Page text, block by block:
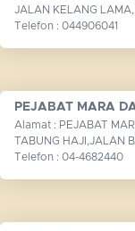
JALAN KELANG
Telefon : 044906041
PEJABAT MARA
Alamat : PEJABAT
TABUNG HAJI,JALAN
Telefon : 04-4682440